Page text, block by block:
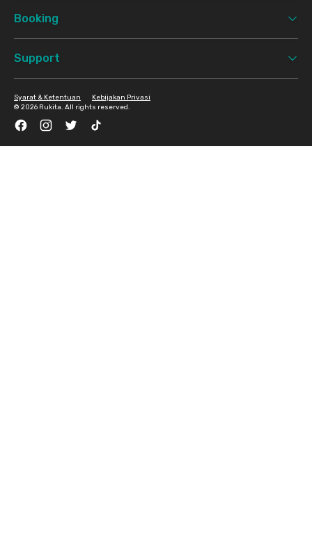
Booking
Support
© 2026 Rukita. All rights reserved.
Syarat & Ketentuan Kebijakan Privasi
FacebookInstagramTwitter TikTok